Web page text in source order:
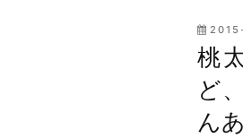
投
稿
日:
桃
ど
ん